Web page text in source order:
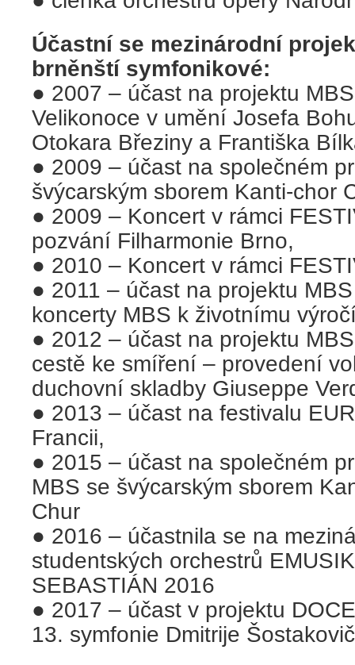
Účastní se mezinárodní
brněnští symfonikové:
● 2007 – účast na projektu
Velikonoce v umění Josefa
Otokara Březiny a Františka
● 2009 – účast na společném
švýcarským sborem Kanti-chor
● 2009 – Koncert v rámci
pozvání Filharmonie Brno,
● 2010 – Koncert v rámci
● 2011 – účast na projektu
koncerty MBS k životnímu
● 2012 – účast na projektu
cestě ke smíření – provedení
duchovní skladby Giuseppe
● 2013 – účast na festivalu
Francii,
● 2015 – účast na společném
MBS se švýcarským sborem
Chur
● 2016 – účastnila se na
studentských orchestrů
SEBASTIÁN 2016
● 2017 – účast v projektu
13. symfonie Dmitrije